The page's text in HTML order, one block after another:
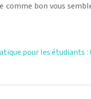
bon vous
pour les étudiants